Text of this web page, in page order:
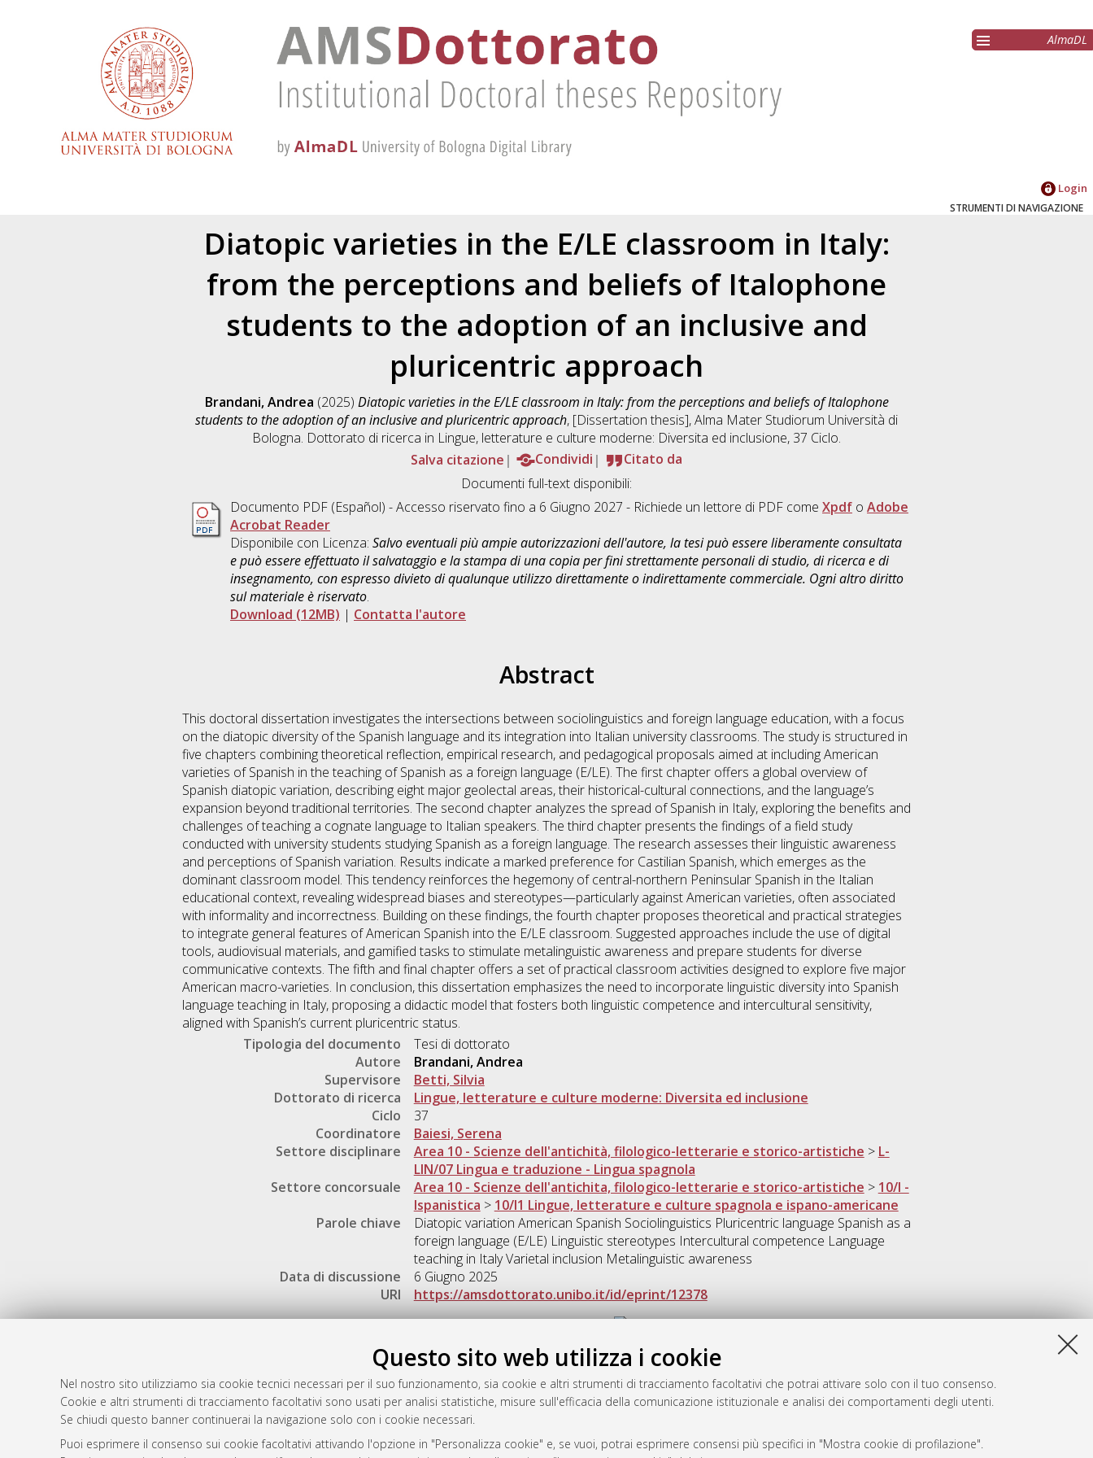
Questo sito web utilizza i cookie
Nel nostro sito utilizziamo sia cookie tecnici necessari per il suo funzionamento, sia cookie e altri strumenti di tracciamento facoltativi che potrai attivare solo con il tuo consenso.
Cookie e altri strumenti di tracciamento facoltativi sono usati per analisi statistiche, misure sull'efficacia della comunicazione istituzionale e analisi dei comportamenti degli utenti.
Se chiudi questo banner continuerai la navigazione solo con i cookie necessari.
Puoi esprimere il consenso sui cookie facoltativi attivando l'opzione in "Personalizza cookie" e, se vuoi, potrai esprimere consensi più specifici in "Mostra cookie di profilazione".
AlmaDL
Login
STRUMENTI DI NAVIGAZIONE
Diatopic varieties in the E/LE classroom in Italy:
from the perceptions and beliefs of Italophone
students to the adoption of an inclusive and
pluricentric approach
Brandani, Andrea (2025) Diatopic varieties in the E/LE classroom in Italy: from the perceptions and beliefs of Italophone
students to the adoption of an inclusive and pluricentric approach, [Dissertation thesis], Alma Mater Studiorum Università di
Bologna. Dottorato di ricerca in Lingue, letterature e culture moderne: Diversita ed inclusione, 37 Ciclo.
Salva citazione
Condividi
Citato da
Documenti full-text disponibili:
Documento PDF (Español) - Accesso riservato fino a 6 Giugno 2027 - Richiede un lettore di PDF come Xpdf o Adobe
Acrobat Reader
Disponibile con Licenza: Salvo eventuali più ampie autorizzazioni dell'autore, la tesi può essere liberamente consultata
e può essere effettuato il salvataggio e la stampa di una copia per fini strettamente personali di studio, di ricerca e di
insegnamento, con espresso divieto di qualunque utilizzo direttamente o indirettamente commerciale. Ogni altro diritto
sul materiale è riservato.
Download (12MB) | Contatta l'autore
Abstract
This doctoral dissertation investigates the intersections between sociolinguistics and foreign language education, with a focus
on the diatopic diversity of the Spanish language and its integration into Italian university classrooms. The study is structured in
five chapters combining theoretical reflection, empirical research, and pedagogical proposals aimed at including American
varieties of Spanish in the teaching of Spanish as a foreign language (E/LE). The first chapter offers a global overview of
Spanish diatopic variation, describing eight major geolectal areas, their historical-cultural connections, and the language’s
expansion beyond traditional territories. The second chapter analyzes the spread of Spanish in Italy, exploring the benefits and
challenges of teaching a cognate language to Italian speakers. The third chapter presents the findings of a field study
conducted with university students studying Spanish as a foreign language. The research assesses their linguistic awareness
and perceptions of Spanish variation. Results indicate a marked preference for Castilian Spanish, which emerges as the
dominant classroom model. This tendency reinforces the hegemony of central-northern Peninsular Spanish in the Italian
educational context, revealing widespread biases and stereotypes—particularly against American varieties, often associated
with informality and incorrectness. Building on these findings, the fourth chapter proposes theoretical and practical strategies
to integrate general features of American Spanish into the E/LE classroom. Suggested approaches include the use of digital
tools, audiovisual materials, and gamified tasks to stimulate metalinguistic awareness and prepare students for diverse
communicative contexts. The fifth and final chapter offers a set of practical classroom activities designed to explore five major
American macro-varieties. In conclusion, this dissertation emphasizes the need to incorporate linguistic diversity into Spanish
language teaching in Italy, proposing a didactic model that fosters both linguistic competence and intercultural sensitivity,
aligned with Spanish’s current pluricentric status.
Tipologia del documento
Tesi di dottorato
Autore
Brandani, Andrea
Supervisore
Betti, Silvia
Dottorato di ricerca
Lingue, letterature e culture moderne: Diversita ed inclusione
Ciclo
37
Coordinatore
Baiesi, Serena
Settore disciplinare
Area 10 - Scienze dell'antichità, filologico-letterarie e storico-artistiche > L-
LIN/07 Lingua e traduzione - Lingua spagnola
Settore concorsuale
Area 10 - Scienze dell'antichita, filologico-letterarie e storico-artistiche > 10/I -
Ispanistica > 10/I1 Lingue, letterature e culture spagnola e ispano-americane
Parole chiave
Diatopic variation American Spanish Sociolinguistics Pluricentric language Spanish as a
foreign language (E/LE) Linguistic stereotypes Intercultural competence Language
teaching in Italy Varietal inclusion Metalinguistic awareness
Data di discussione
6 Giugno 2025
URI
https://amsdottorato.unibo.it/id/eprint/12378
Atom
Rss 1.0
Rss 2.0
AMS Dottorato
ISSN: 2038-7946
Servizio implementato e gestito da
Impostazioni Cookie